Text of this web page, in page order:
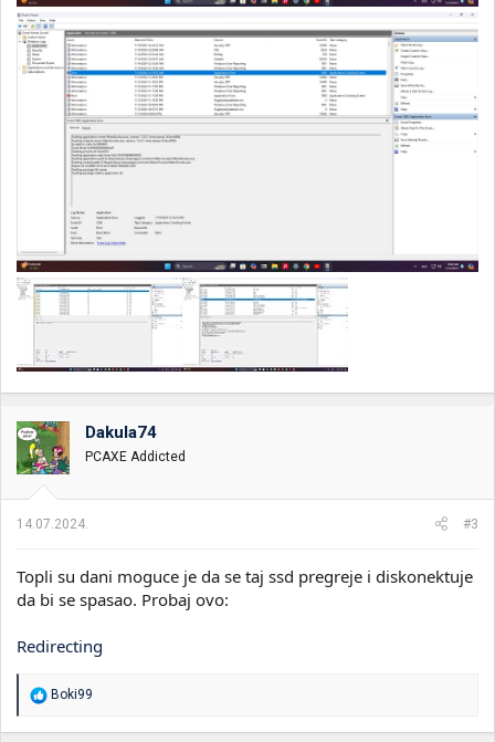
Dakula74
PCAXE Addicted
14.07.2024. #3
Topli su dani moguce je da se taj ssd pregreje i diskonektuje
da bi se spasao. Probaj ovo:
Redirecting
R
Boki99